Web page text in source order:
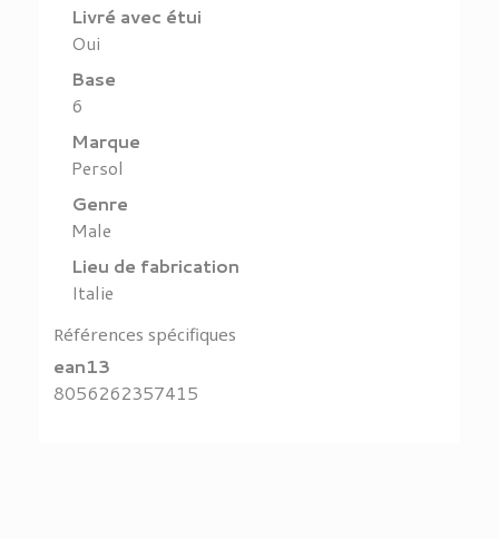
Livré avec étui
Oui
Base
6
Marque
Persol
Genre
Male
Lieu de fabrication
Italie
Références spécifiques
ean13
8056262357415